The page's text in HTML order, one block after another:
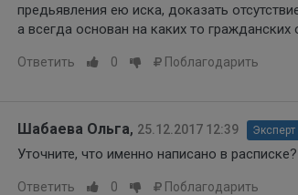
предьявления ею иска, доказать
а всегда основан на каких то
Ответить 0 Поблагодарить
Шабаева Ольга, 25.12.2017 12:39 Эксперт
Уточните, что именно написано в расписке?
Ответить 0 Поблагодарить